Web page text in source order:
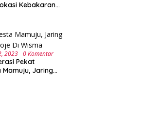
Kebakaran
2023 0 Komentar
Pekat
Mamuju, Jaring